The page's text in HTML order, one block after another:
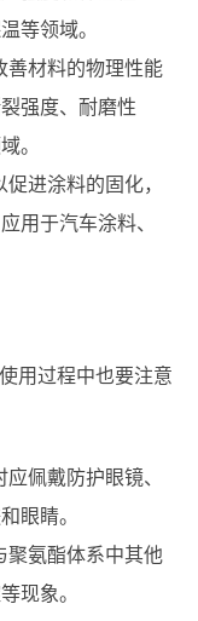
等领域。
善材料的物理性能
强度、耐磨性
。
进涂料的固化，
用于汽车涂料、
用过程中也要注意
佩戴防护眼镜、
眼睛。
聚氨酯体系中其他
现象。